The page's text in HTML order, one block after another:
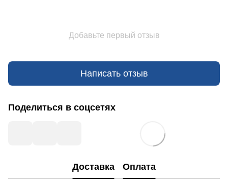
Добавьте первый отзыв
Написать отзыв
Поделиться в соцсетях
Доставка Оплата